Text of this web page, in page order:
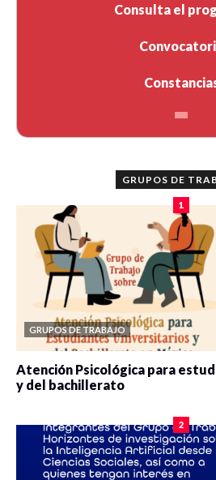
Consulta el
GRUPOS DE
1
GRUPOS DE TRABAJO
Atención Psicológica para
y del bachillerato
2